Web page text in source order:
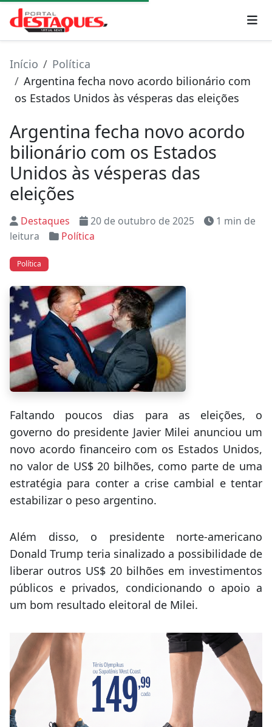
Início
Política
Argentina fecha novo acordo bilionário com
os Estados Unidos às vésperas das eleições
Argentina fecha novo acordo
bilionário com os Estados
Unidos às vésperas das
eleições
Destaques 20 de outubro de 2025
1 min de
leitura
Política
Política
Faltando poucos dias para as eleições, o
governo do presidente Javier Milei anunciou um
novo acordo financeiro com os Estados Unidos,
no valor de US$ 20 bilhões, como parte de uma
estratégia para conter a crise cambial e tentar
estabilizar o peso argentino.
Além disso, o presidente norte-americano
Donald Trump teria sinalizado a possibilidade de
liberar outros US$ 20 bilhões em investimentos
públicos e privados, condicionando o apoio a
um bom resultado eleitoral de Milei.